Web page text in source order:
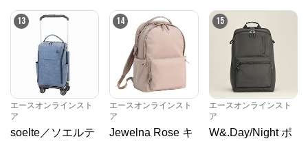
13
エースオンラインスト
ア
soelte／ソエルテ
14
エースオンラインスト
ア
Jewelna Rose キ
15
エースオンラインスト
ア
W&.Day/Night ポ